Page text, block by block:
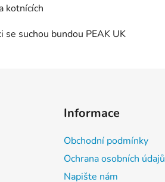
kotnících
suchou bundou PEAK UK
Informace
Obchodní podmínky
Ochrana osobních údajů
Napište nám